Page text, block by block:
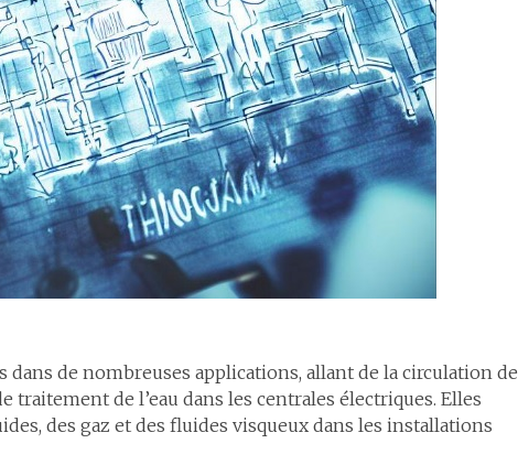
de nombreuses applications, allant de la circulation de
traitement de l’eau dans les centrales électriques. Elles
des gaz et des fluides visqueux dans les installations